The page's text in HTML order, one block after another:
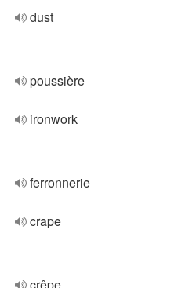
dust
poussière
ironwork
ferronnerie
crape